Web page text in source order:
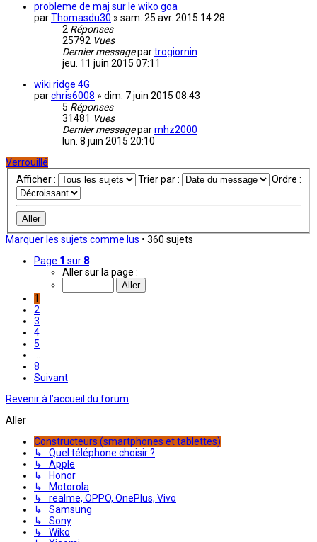
probleme de maj sur le wiko goa
parThomasdu30 » sam. 25 avr. 2015 14:28
2 Réponses
25792 Vues
Dernier messagepartrogiornin
jeu. 11 juin 2015 07:11
wiki ridge 4G
parchris6008 » dim. 7 juin 2015 08:43
5 Réponses
31481 Vues
Dernier messageparmhz2000
lun. 8 juin 2015 20:10
Verrouillé
Afficher :
Trier par : Ordre :
Marquer les sujets comme lus • 360 sujets
Page 1 sur 8
Aller sur la page :
1
2
3
4
5
8
Suivant
Revenir à l’accueil du forum
Aller
Constructeurs (smartphones et tablettes)
↳ Quel téléphone choisir ?
↳ Apple
↳ Honor
↳ Motorola
↳ realme, OPPO, OnePlus, Vivo
↳ Samsung
↳ Sony
↳ Wiko